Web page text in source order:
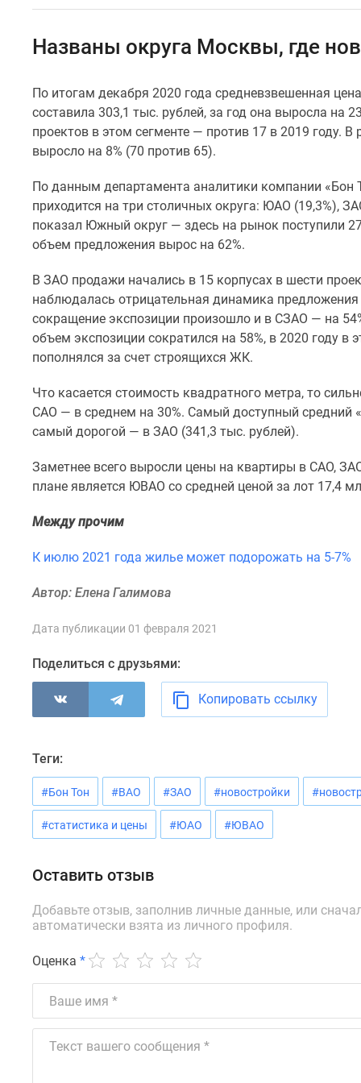
помещения
застройщики
Панорамы
новостроек
новостроек
новостроек
Экология
Москвы
Студии
комнатные
комнатные
Квартиры
Ипотечный
Семейная
ипотека
ипотека
программы
Новости
Мнение
Аналитика
Покупателю
проекте
Контакты
Реклама
Машино-
#траншевая
ипотека
#рассрочка
ипотека
Названы округа Москвы, где
По итогам декабря 2020 года средневзвешенная
составила 303,1 тыс. рублей, за год она выросла на
проектов в этом сегменте — против 17 в 2019 году.
выросло на 8% (70 против 65).
По данным департамента аналитики компании «Бон
приходится на три столичных округа: ЮАО (19,3%),
показал Южный округ — здесь на рынок поступили
объем предложения вырос на 62%.
В ЗАО продажи начались в 15 корпусах в шести
наблюдалась отрицательная динамика предложения
сокращение экспозиции произошло и в СЗАО — на
объем экспозиции сократился на 58%, в 2020 году
пополнялся за счет строящихся ЖК.
Что касается стоимость квадратного метра, то
САО — в среднем на 30%. Самый доступный средний
самый дорогой — в ЗАО (341,3 тыс. рублей).
Заметнее всего выросли цены на квартиры в САО,
плане является ЮВАО со средней ценой за лот 17,4
Между прочим
К июлю 2021 года жилье может подорожать на 5-7%
Автор: Елена Галимова
Дата публикации 01 февраля 2021
Поделиться с друзьями:
Копировать ссылку
Теги:
#Бон Тон #ВАО #ЗАО #новостройки
#статистика и цены #ЮАО #ЮВАО
Оставить отзыв
Добавьте отзыв, заполнив личные данные, или
автоматически взята из личного профиля.
Оценка *